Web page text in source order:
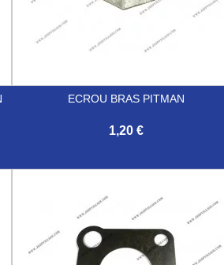
ECROU BRAS PITMAN
1,20 €